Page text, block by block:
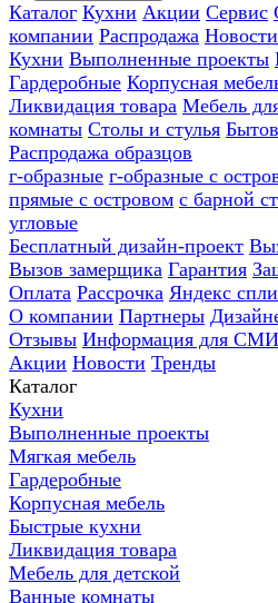
Каталог Кухни Акции Сервис
компании Распродажа Новости
Кухни Выполненные проекты
Гардеробные Корпусная
Ликвидация товара Мебель
комнаты Столы и стулья
Распродажа образцов
г-образные г-образные с
прямые с островом с барной
угловые
Бесплатный дизайн-проект
Вызов замерщика Гарантия
Оплата Рассрочка Яндекс
О компании Партнеры
Отзывы Информация для СМИ
Акции Новости Тренды
Каталог
Кухни
Выполненные проекты
Мягкая мебель
Гардеробные
Корпусная мебель
Быстрые кухни
Ликвидация товара
Мебель для детской
Ванные комнаты